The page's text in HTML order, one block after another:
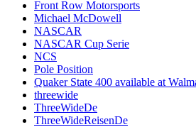
Front Row Motorsports
Michael McDowell
NASCAR
NASCAR Cup Serie
NCS
Pole Position
Quaker State 400 available at
threewide
ThreeWideDe
ThreeWideReisenDe